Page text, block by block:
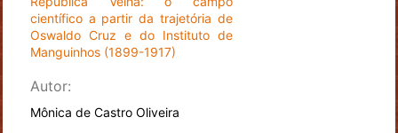
científico a partir da trajetória de
Oswaldo Cruz e do Instituto de
Manguinhos (1899-1917)
Autor:
Mônica de Castro Oliveira